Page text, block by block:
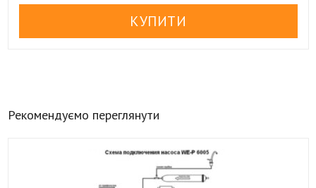
Рекомендуємо переглянути